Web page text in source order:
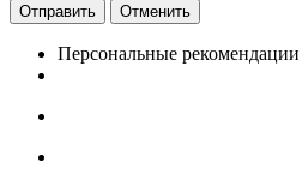
Отменить
Персональные рекомендации